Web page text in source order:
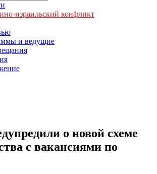
израильский конфликт
и ведущие
о новой схеме
с вакансиями по